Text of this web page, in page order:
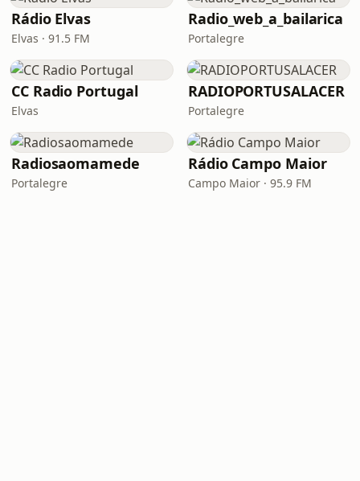
Rádio Elvas
Elvas · 91.5 FM
Radio_web_a_bailarica
Portalegre
CC Radio Portugal
Elvas
RADIOPORTUSALACER
Portalegre
Radiosaomamede
Portalegre
Rádio Campo Maior
Campo Maior · 95.9 FM